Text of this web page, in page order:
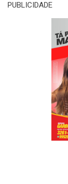
PUBLICIDADE